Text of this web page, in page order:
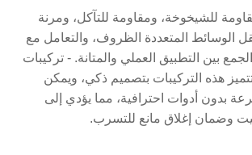
للشيخوخة، ومقاومة للتآكل، ومرنة
الوسائط المتعددة الظروف، والتعامل مع
بين التطبيق العملي والمتانة. - تركيبات
هذه التركيبات بتصميم ذكي، ويمكن
بدون أدوات احترافية، مما يؤدي إلى
وضمان إغلاق مانع للتسرب.